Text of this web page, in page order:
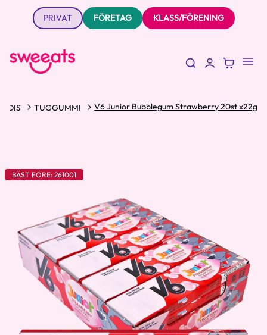
PRIVAT FÖRETAG KLASS/FÖRENING
TUGGUMMI V6 Junior Bubblegum Strawberry 20st x22g
BÄST FÖRE: 261001